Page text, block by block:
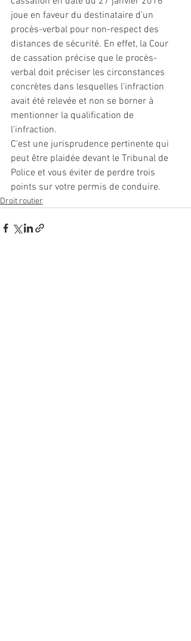
joue en faveur du destinataire d'un
procès-verbal pour non-respect des
distances de sécurité. En effet, la Cour
de cassation précise que le procès-
verbal doit préciser les circonstances
concrètes dans lesquelles l'infraction
avait été relevée et non se borner à
mentionner la qualification de
l'infraction.
C'est une jurisprudence pertinente qui
peut être plaidée devant le Tribunal de
Police et vous éviter de perdre trois
points sur votre permis de conduire.
Droit routier